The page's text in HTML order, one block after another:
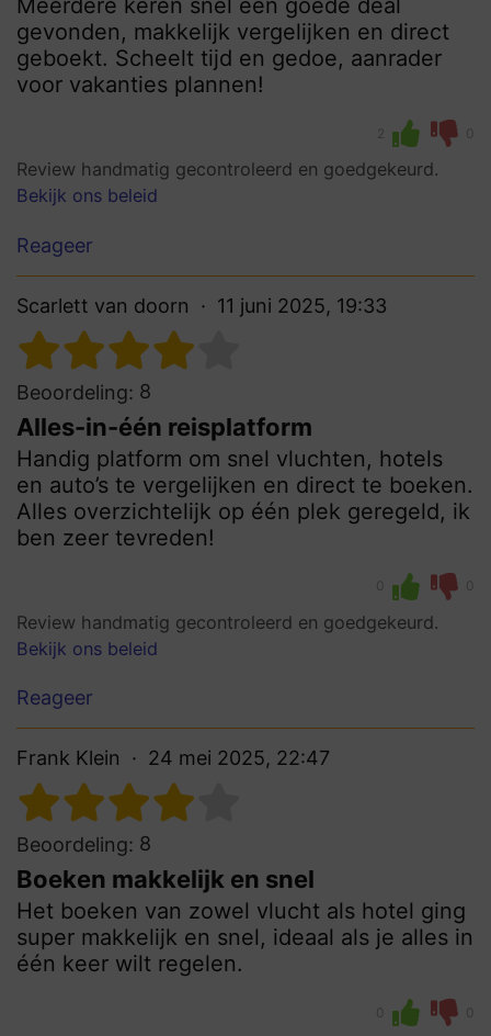
Meerdere keren snel een goede deal
gevonden, makkelijk vergelijken en direct
geboekt. Scheelt tijd en gedoe, aanrader
voor vakanties plannen!
2 0
Review handmatig gecontroleerd en goedgekeurd.
Bekijk ons beleid
Reageer
Scarlett van doorn 11 juni 2025, 19:33
Beoordeling: 8
Alles-in-één reisplatform
Handig platform om snel vluchten, hotels
en auto’s te vergelijken en direct te boeken.
Alles overzichtelijk op één plek geregeld, ik
ben zeer tevreden!
0 0
Review handmatig gecontroleerd en goedgekeurd.
Bekijk ons beleid
Reageer
Frank Klein 24 mei 2025, 22:47
Beoordeling: 8
Boeken makkelijk en snel
Het boeken van zowel vlucht als hotel ging
super makkelijk en snel, ideaal als je alles in
één keer wilt regelen.
0 0